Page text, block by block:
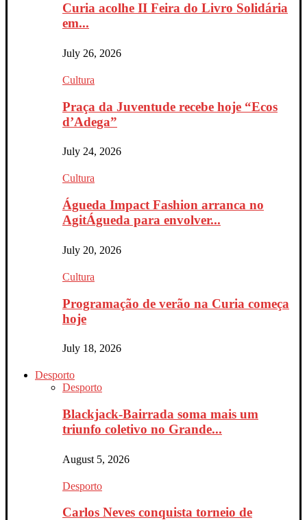
Curia acolhe II Feira do Livro Solidária
em...
July 26, 2026
Cultura
Praça da Juventude recebe hoje “Ecos
d’Adega”
July 24, 2026
Cultura
Águeda Impact Fashion arranca no
AgitÁgueda para envolver...
July 20, 2026
Cultura
Programação de verão na Curia começa
hoje
July 18, 2026
Desporto
Desporto
Blackjack-Bairrada soma mais um
triunfo coletivo no Grande...
August 5, 2026
Desporto
Carlos Neves conquista torneio de